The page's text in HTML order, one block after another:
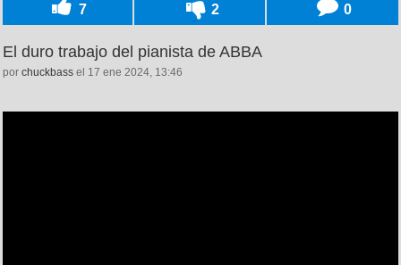
7 2 0
El duro trabajo del pianista de ABBA
por chuckbass el 17 ene 2024, 13:46